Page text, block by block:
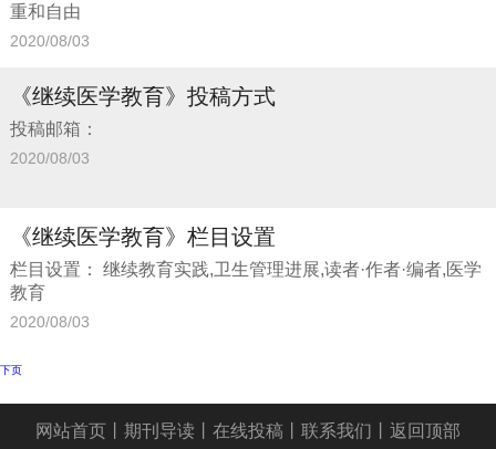
重和自由
2020/08/03
《继续医学教育》投稿方式
投稿邮箱：
2020/08/03
《继续医学教育》栏目设置
栏目设置： 继续教育实践,卫生管理进展,读者·作者·编者,医学
教育
2020/08/03
下页
网站首页 期刊导读 在线投稿 联系我们 返回顶部